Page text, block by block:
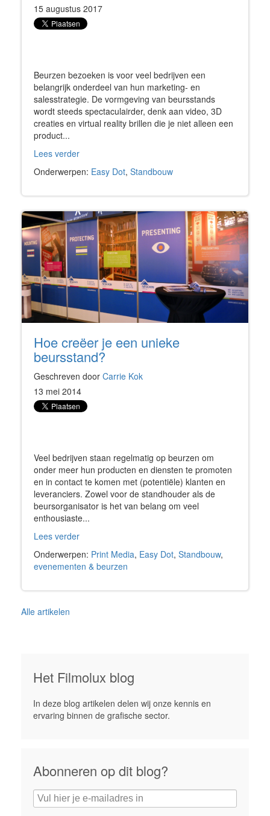
15 augustus 2017
Beurzen bezoeken is voor veel bedrijven een
belangrijk onderdeel van hun marketing- en
salesstrategie. De vormgeving van beursstands
wordt steeds spectaculairder, denk aan video, 3D
creaties en virtual reality brillen die je niet alleen een
product...
Lees verder
Onderwerpen: Easy Dot, Standbouw
Hoe creëer je een unieke
beursstand?
Geschreven door Carrie Kok
13 mei 2014
Veel bedrijven staan regelmatig op beurzen om
onder meer hun producten en diensten te promoten
en in contact te komen met (potentiële) klanten en
leveranciers. Zowel voor de standhouder als de
beursorganisator is het van belang om veel
enthousiaste...
Lees verder
Onderwerpen: Print Media, Easy Dot, Standbouw,
evenementen & beurzen
Alle artikelen
Het Filmolux blog
In deze blog artikelen delen wij onze kennis en
ervaring binnen de grafische sector.
Abonneren op dit blog?